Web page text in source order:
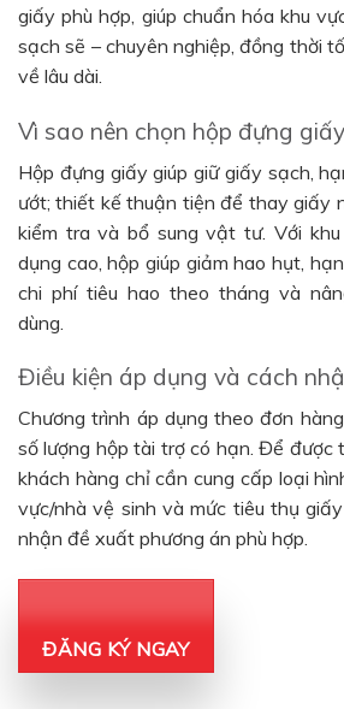
giấy phù hợp, giúp chuẩn hóa khu
sạch sẽ – chuyên nghiệp, đồng thời
về lâu dài.
Vì sao nên chọn hộp đựng
Hộp đựng giấy giúp giữ giấy sạch,
ướt; thiết kế thuận tiện để thay giấy
kiểm tra và bổ sung vật tư. Với
dụng cao, hộp giúp giảm hao hụt,
chi phí tiêu hao theo tháng và
dùng.
Điều kiện áp dụng và cách
Chương trình áp dụng theo đơn
số lượng hộp tài trợ có hạn. Để được
khách hàng chỉ cần cung cấp loại
vực/nhà vệ sinh và mức tiêu thụ
nhận đề xuất phương án phù hợp.
ĐĂNG KÝ NGAY